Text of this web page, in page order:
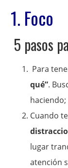
1. Foco
5 pasos
Para
qué”.
Cuando
lugar
atención